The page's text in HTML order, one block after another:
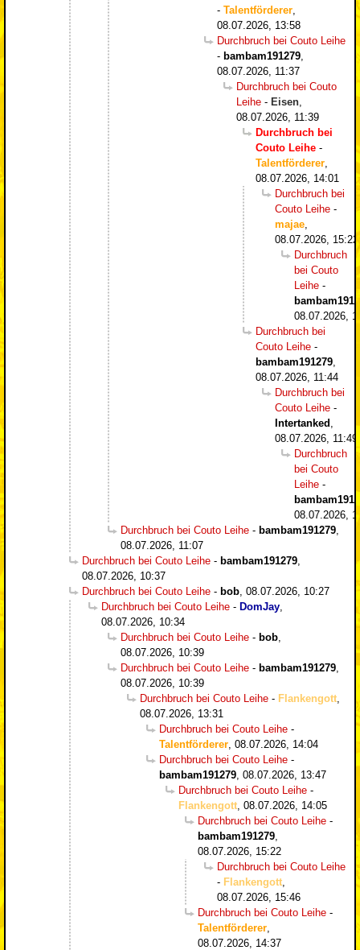
- Talentförderer
08.07.2026, 13:58
Durchbruch bei Couto Leihe
- bambam191279
08.07.2026, 11:37
Durchbruch bei Couto
Leihe - Eisen
08.07.2026, 11:39
Durchbruch bei
Couto Leihe -
Talentförderer
08.07.2026, 14:01
Durchbruch bei
Couto Leihe -
majae
08.07.2026, 15:22
Durchbruch
bei Couto
Leihe -
08.07.2026,
Durchbruch bei
Couto Leihe -
bambam191279
08.07.2026, 11:44
Durchbruch bei
Couto Leihe -
Intertanked
08.07.2026, 11:49
Durchbruch
bei Couto
Leihe -
08.07.2026,
Durchbruch bei Couto Leihe - bambam191279
08.07.2026, 11:07
Durchbruch bei Couto Leihe - bambam191279
08.07.2026, 10:37
Durchbruch bei Couto Leihe - bob 08.07.2026, 10:27
Durchbruch bei Couto Leihe - DomJay
08.07.2026, 10:34
Durchbruch bei Couto Leihe - bob
08.07.2026, 10:39
Durchbruch bei Couto Leihe - bambam191279
08.07.2026, 10:39
Durchbruch bei Couto Leihe - Flankengott
08.07.2026, 13:31
Durchbruch bei Couto Leihe -
Talentförderer 08.07.2026, 14:04
Durchbruch bei Couto Leihe -
bambam191279 08.07.2026, 13:47
Durchbruch bei Couto Leihe -
Flankengott 08.07.2026, 14:05
Durchbruch bei Couto Leihe -
bambam191279
08.07.2026, 15:22
Durchbruch bei Couto Leihe
- Flankengott
08.07.2026, 15:46
Durchbruch bei Couto Leihe -
Talentförderer
08.07.2026, 14:37